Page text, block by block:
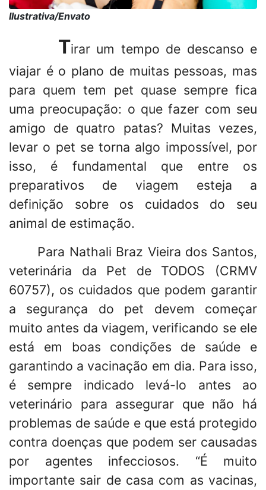
Ilustrativa/Envato
Tirar um tempo de descanso e
viajar é o plano de muitas pessoas, mas
para quem tem pet quase sempre fica
uma preocupação: o que fazer com seu
amigo de quatro patas? Muitas vezes,
levar o pet se torna algo impossível, por
isso, é fundamental que entre os
preparativos de viagem esteja a
definição sobre os cuidados do seu
animal de estimação.
Para Nathali Braz Vieira dos Santos,
veterinária da Pet de TODOS (CRMV
60757), os cuidados que podem garantir
a segurança do pet devem começar
muito antes da viagem, verificando se ele
está em boas condições de saúde e
garantindo a vacinação em dia. Para isso,
é sempre indicado levá-lo antes ao
veterinário para assegurar que não há
problemas de saúde e que está protegido
contra doenças que podem ser causadas
por agentes infecciosos. “É muito
importante sair de casa com as vacinas,